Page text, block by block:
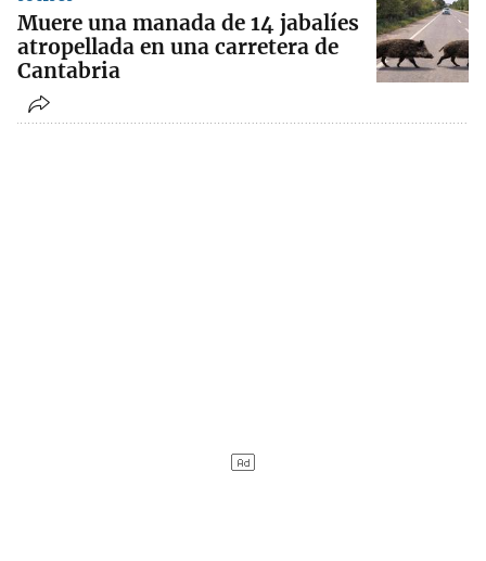
Muere una manada de 14 jabalíes
atropellada en una carretera de
Cantabria